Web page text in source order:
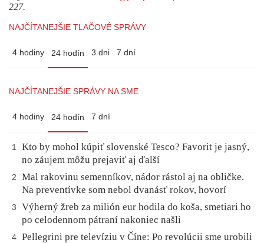
227.
NAJČÍTANEJŠIE TLAČOVÉ SPRÁVY
4 hodiny 24 hodín 3 dni 7 dní
NAJČÍTANEJŠIE SPRÁVY NA SME
4 hodiny 24 hodín 7 dní
1
Kto by mohol kúpiť slovenské Tesco? Favorit je jasný,
no záujem môžu prejaviť aj ďalší
2
Mal rakovinu semenníkov, nádor rástol aj na obličke.
Na preventívke som nebol dvanásť rokov, hovorí
3
Výherný žreb za milión eur hodila do koša, smetiari ho
po celodennom pátraní nakoniec našli
4 Pellegrini pre televíziu v Číne: Po revolúcii sme urobili